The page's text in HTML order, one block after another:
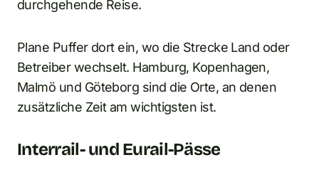
durchgehende Reise.
Plane Puffer dort ein, wo die Strecke Land oder
Betreiber wechselt. Hamburg, Kopenhagen,
Malmö und Göteborg sind die Orte, an denen
zusätzliche Zeit am wichtigsten ist.
Interrail- und Eurail-Pässe